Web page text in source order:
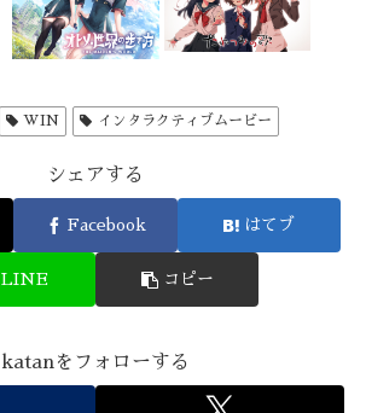
WIN インタラクティブムービー
シェアする
Facebook はてブ
LINE コピー
katanをフォローする